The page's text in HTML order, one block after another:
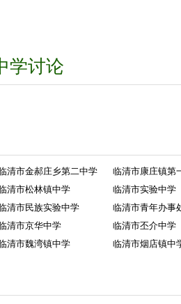
学讨论
清市金郝庄乡第二中学
临清市康庄镇第
清市松林镇中学
临清市实验中学
清市民族实验中学
临清市青年办事
清市京华中学
临清市丕介中学
清市魏湾镇中学 临清市烟店镇中